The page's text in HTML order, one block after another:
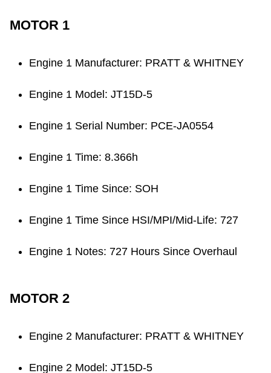
MOTOR 1
Engine 1 Manufacturer: PRATT & WHITNEY
Engine 1 Model: JT15D-5
Engine 1 Serial Number: PCE-JA0554
Engine 1 Time: 8.366h
Engine 1 Time Since: SOH
Engine 1 Time Since HSI/MPI/Mid-Life: 727
Engine 1 Notes: 727 Hours Since Overhaul
MOTOR 2
Engine 2 Manufacturer: PRATT & WHITNEY
Engine 2 Model: JT15D-5